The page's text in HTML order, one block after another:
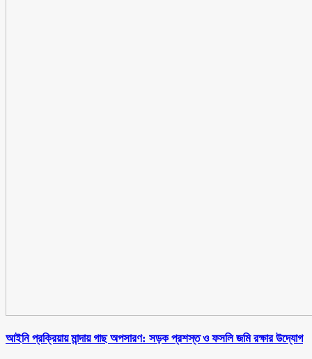
আইনি প্রক্রিয়ায় মান্দায় গাছ অপসারণ: সড়ক প্রশস্ত ও ফসলি জমি রক্ষার উদ্যোগ